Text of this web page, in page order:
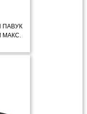
ПАВУК
МАКС.